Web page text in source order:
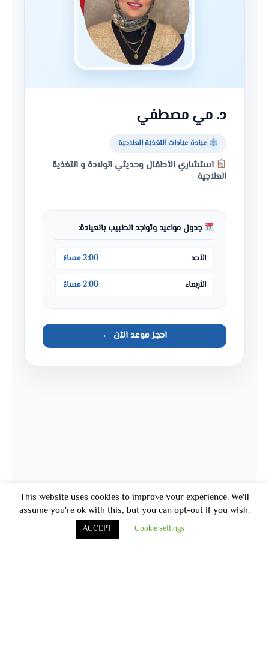
د. مي مصطفي
عيادة عيادات التغذية العلاجية
استشاري الأطفال وحديثي الولادة و التغذية
العلاجية
جدول مواعيد وتواجد الطبيب بالعيادة:
الأحد 2:00 مساءً
الأربعاء 2:00 مساءً
احجز موعد الآن ←
This website uses cookies to improve your experience. We'll
assume you're ok with this, but you can opt-out if you wish.
Cookie settings
ACCEPT